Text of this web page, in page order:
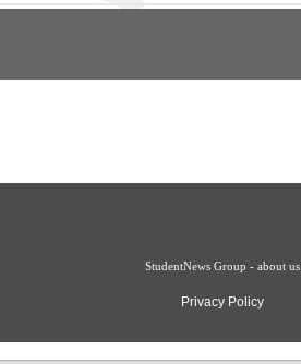
StudentNews Group - about us
Privacy Policy